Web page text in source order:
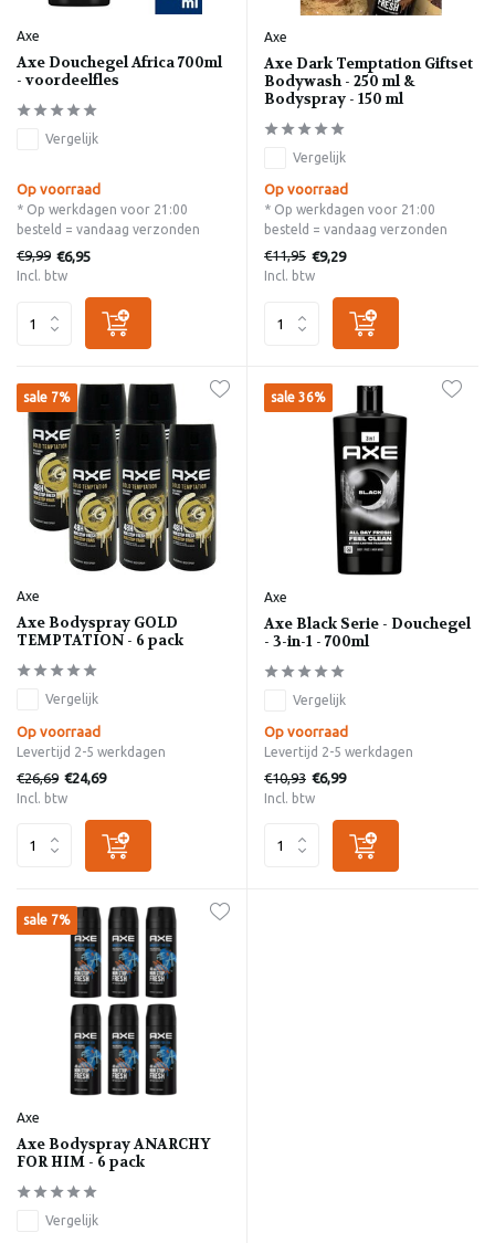
Axe
Axe Douchegel Africa 700ml
- voordeelfles
Vergelijk
Op voorraad
* Op werkdagen voor 21:00
besteld = vandaag verzonden
€9,99 €6,95
Incl. btw
Axe
Axe Dark Temptation Giftset
Bodywash - 250 ml &
Bodyspray - 150 ml
Vergelijk
Op voorraad
* Op werkdagen voor 21:00
besteld = vandaag verzonden
€11,95 €9,29
Incl. btw
sale 7%
Axe
Axe Bodyspray GOLD
TEMPTATION - 6 pack
Vergelijk
Op voorraad
Levertijd 2-5 werkdagen
€26,69 €24,69
Incl. btw
sale 36%
Axe
Axe Black Serie - Douchegel
- 3-in-1 - 700ml
Vergelijk
Op voorraad
Levertijd 2-5 werkdagen
€10,93 €6,99
Incl. btw
sale 7%
Axe
Axe Bodyspray ANARCHY
FOR HIM - 6 pack
Vergelijk